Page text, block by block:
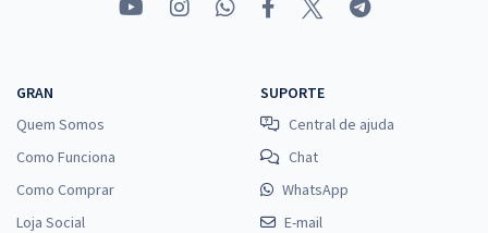
GRAN
Quem Somos
Como Funciona
Como Comprar
Loja Social
SUPORTE
Central de ajuda
Chat
WhatsApp
E-mail